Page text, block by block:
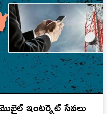
ఇంటర్నెట్ సేవలు